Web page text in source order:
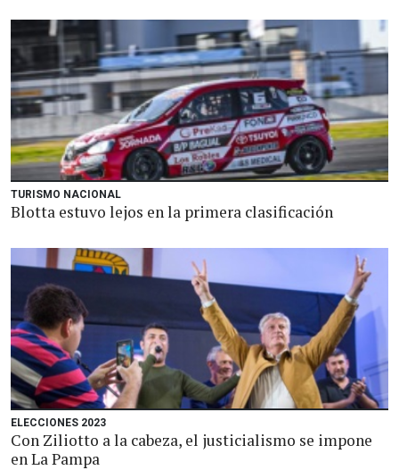
TURISMO NACIONAL
Blotta estuvo lejos en la primera clasificación
ELECCIONES 2023
Con Ziliotto a la cabeza, el justicialismo se impone
en La Pampa